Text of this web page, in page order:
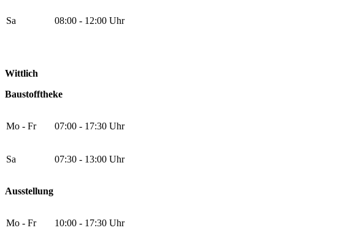
Sa 08:00 - 12:00 Uhr
Wittlich
Baustofftheke
Mo - Fr 07:00 - 17:30 Uhr
Sa 07:30 - 13:00 Uhr
Ausstellung
Mo - Fr 10:00 - 17:30 Uhr